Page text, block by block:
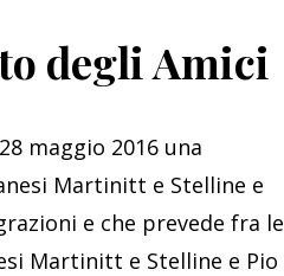
degli Amici
maggio 2016 una
Martinitt e Stelline e
e che prevede fra le
Martinitt e Stelline e Pio